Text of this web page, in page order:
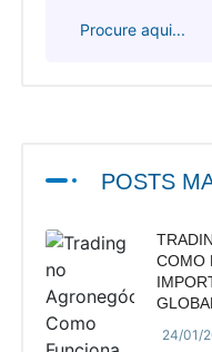
POSTS
COMO
GLOBAL
24/01/